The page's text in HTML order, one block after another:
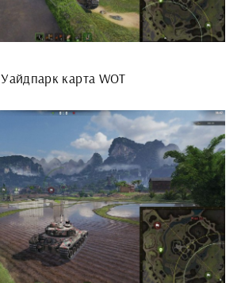
Уайдпарк карта WOT